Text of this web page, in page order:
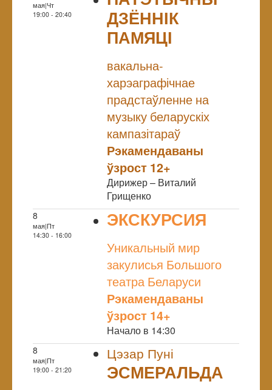
мая|Чт
19:00 - 20:40
ДЗЁННІК
ПАМЯЦІ
вакальна-
харэаграфічнае
прадстаўленне на
музыку беларускіх
кампазітараў
Рэкамендаваны
ўзрост 12+
Дирижер – Виталий
Грищенко
8
мая|Пт
14:30 - 16:00
ЭКСКУРСИЯ
Уникальный мир
закулисья Большого
театра Беларуси
Рэкамендаваны
ўзрост 14+
Начало в 14:30
8
мая|Пт
19:00 - 21:20
Цэзар Пуні
ЭСМЕРАЛЬДА